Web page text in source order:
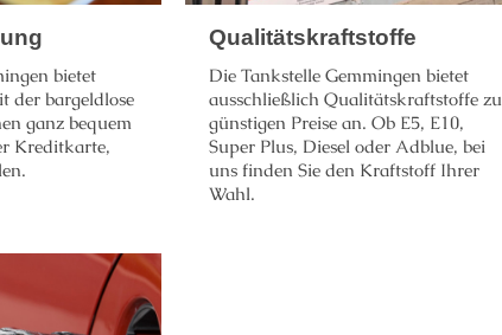
bietet
der bargeldlose
ganz bequem
Kreditkarte,
Qualitätskraftstoffe
Die Tankstelle Gemmingen bietet
ausschließlich Qualitätskraftstoffe zu
günstigen Preise an. Ob E5, E10,
Super Plus, Diesel oder Adblue, bei
uns finden Sie den Kraftstoff Ihrer
Wahl.